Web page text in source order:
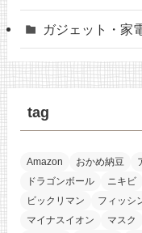
ガジェット・家
tag
Amazon おかめ納豆
ドラゴンボール
ニキビ
ビックリマン
フィッシ
マイナスイオン
マスク